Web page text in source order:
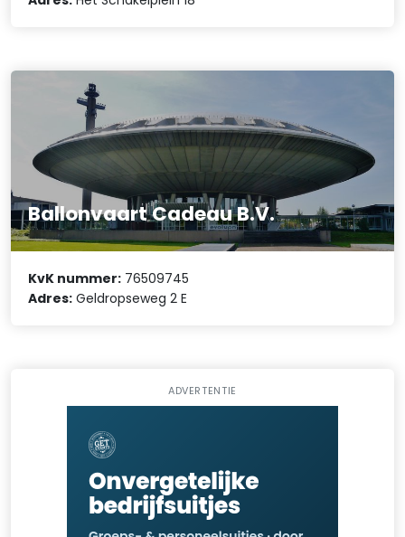
Ballonvaart Cadeau B.V.
KvK nummer: 76509745
Adres: Geldropseweg 2 E
ADVERTENTIE